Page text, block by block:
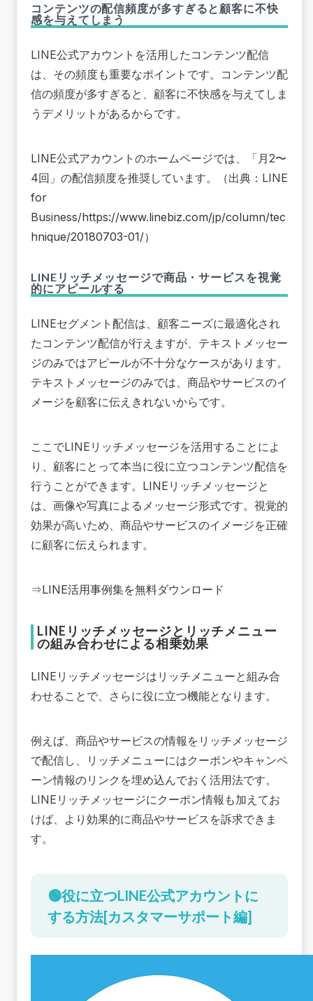
コンテンツの配信頻度が多すぎると顧客に不快
感を与えてしまう
LINE公式アカウントを活用したコンテンツ配信
は、その頻度も重要なポイントです。コンテンツ配
信の頻度が多すぎると、顧客に不快感を与えてしま
うデメリットがあるからです。
LINE公式アカウントのホームページでは、「月2〜
4回」の配信頻度を推奨しています。（出典：LINE
for
Business/https://www.linebiz.com/jp/column/tec
hnique/20180703-01/）
LINEリッチメッセージで商品・サービスを視覚
的にアピールする
LINEセグメント配信は、顧客ニーズに最適化され
たコンテンツ配信が行えますが、テキストメッセー
ジのみではアピールが不十分なケースがあります。
テキストメッセージのみでは、商品やサービスのイ
メージを顧客に伝えきれないからです。
ここでLINEリッチメッセージを活用することによ
り、顧客にとって本当に役に立つコンテンツ配信を
行うことができます。LINEリッチメッセージと
は、画像や写真によるメッセージ形式です。視覚的
効果が高いため、商品やサービスのイメージを正確
に顧客に伝えられます。
⇒LINE活用事例集を無料ダウンロード
LINEリッチメッセージとリッチメニュー
の組み合わせによる相乗効果
LINEリッチメッセージはリッチメニューと組み合
わせることで、さらに役に立つ機能となります。
例えば、商品やサービスの情報をリッチメッセージ
で配信し、リッチメニューにはクーポンやキャンペ
ーン情報のリンクを埋め込んでおく活用法です。
LINEリッチメッセージにクーポン情報も加えてお
けば、より効果的に商品やサービスを訴求できま
す。
🟢役に立つLINE公式アカウントに
する方法[カスタマーサポート編]